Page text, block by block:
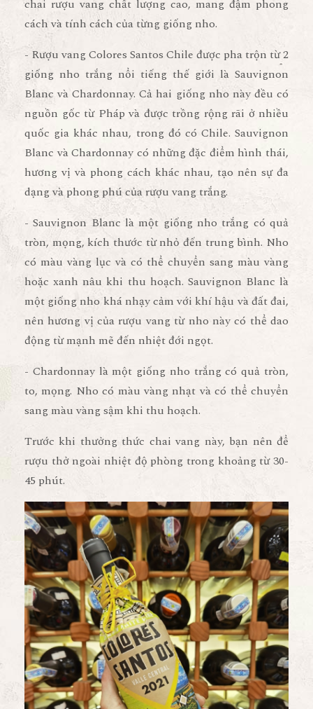
chai rượu vang chất lượng cao, mang đậm phong
cách và tính cách của từng giống nho.
- Rượu vang Colores Santos Chile được pha trộn từ 2
giống nho trắng nổi tiếng thế giới là Sauvignon
Blanc và Chardonnay. Cả hai giống nho này đều có
nguồn gốc từ Pháp và được trồng rộng rãi ở nhiều
quốc gia khác nhau, trong đó có Chile. Sauvignon
Blanc và Chardonnay có những đặc điểm hình thái,
hương vị và phong cách khác nhau, tạo nên sự đa
dạng và phong phú của rượu vang trắng.
- Sauvignon Blanc là một giống nho trắng có quả
tròn, mọng, kích thước từ nhỏ đến trung bình. Nho
có màu vàng lục và có thể chuyển sang màu vàng
hoặc xanh nâu khi thu hoạch. Sauvignon Blanc là
một giống nho khá nhạy cảm với khí hậu và đất đai,
nên hương vị của rượu vang từ nho này có thể dao
động từ mạnh mẽ đến nhiệt đới ngọt.
- Chardonnay là một giống nho trắng có quả tròn,
to, mọng. Nho có màu vàng nhạt và có thể chuyển
sang màu vàng sậm khi thu hoạch.
Trước khi thưởng thức chai vang này, bạn nên để
rượu thở ngoài nhiệt độ phòng trong khoảng từ 30-
45 phút.